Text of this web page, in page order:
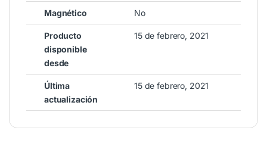
Magnético No
Producto
disponible
desde
15 de febrero, 2021
Última
actualización
15 de febrero, 2021